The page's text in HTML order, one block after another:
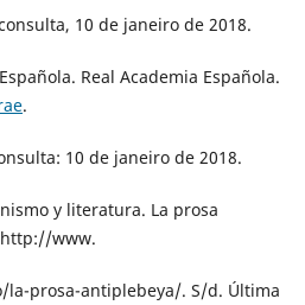
10 de janeiro de 2018.
Real Academia Española.
.
10 de janeiro de 2018.
y literatura. La prosa
www.
la-prosa-antiplebeya/. S/d. Última